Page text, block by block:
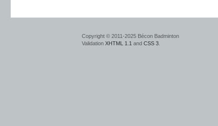
Copyright © 2011-2025 Bécon Badminton
Validation XHTML 1.1 and CSS 3